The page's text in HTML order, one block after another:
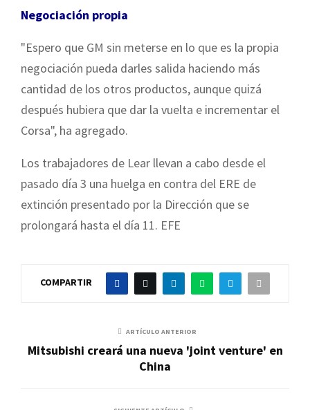
Negociación propia
"Espero que GM sin meterse en lo que es la propia
negociación pueda darles salida haciendo más
cantidad de los otros productos, aunque quizá
después hubiera que dar la vuelta e incrementar el
Corsa", ha agregado.
Los trabajadores de Lear llevan a cabo desde el
pasado día 3 una huelga en contra del ERE de
extinción presentado por la Dirección que se
prolongará hasta el día 11. EFE
COMPARTIR
ARTÍCULO ANTERIOR
Mitsubishi creará una nueva 'joint venture' en
China